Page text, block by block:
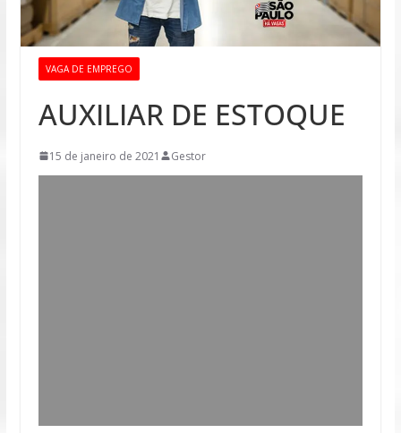
VAGA DE EMPREGO
AUXILIAR DE ESTOQUE
15 de janeiro de 2021 Gestor